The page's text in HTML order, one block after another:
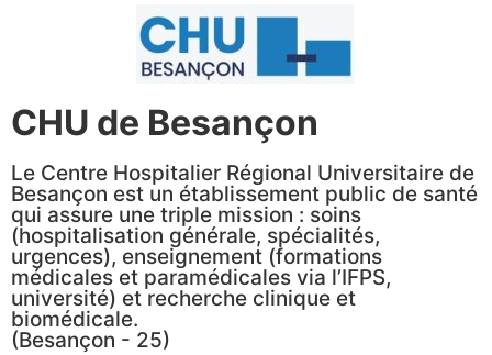
CHU de Besançon
Le Centre Hospitalier Régional Universitaire de
Besançon est un établissement public de santé
qui assure une triple mission : soins
(hospitalisation générale, spécialités,
urgences), enseignement (formations
médicales et paramédicales via l’IFPS,
université) et recherche clinique et
biomédicale.
(Besançon - 25)